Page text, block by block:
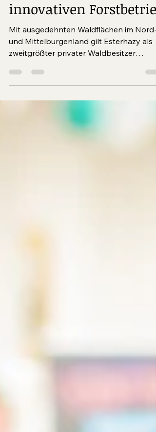
4 Min. Lesezeit
Von der Tradition zum
innovativen Forstbetrieb
Mit ausgedehnten Waldflächen im Nord-
und Mittelburgenland gilt Esterhazy als
zweitgrößter privater Waldbesitzer
führenden Forstbetrieben. Durch
Kooperationen, Innovationen und die